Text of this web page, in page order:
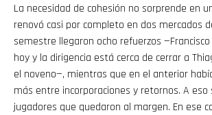
La necesidad de cohesión no sorprende en
renovó casi por completo en dos mercados
semestre llegaron ocho refuerzos
hoy y la dirigencia está cerca de cerrar a
el noveno—, mientras que en el anterior
más entre incorporaciones y retornos. A eso
jugadores que quedaron al margen. En ese